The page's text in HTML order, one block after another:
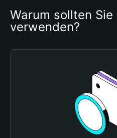
Warum sollten
verwenden?